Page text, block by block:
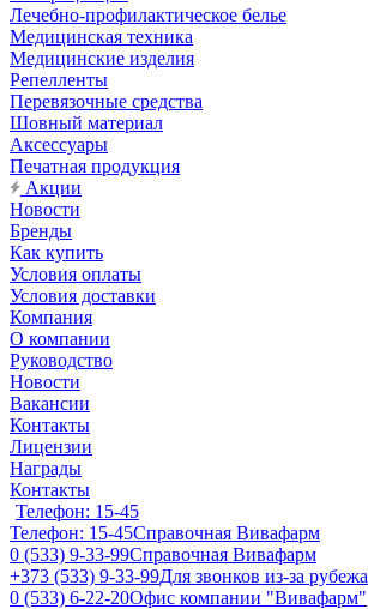
Лечебно-профилактическое белье
Медицинская техника
Медицинские изделия
Репелленты
Перевязочные средства
Шовный материал
Аксессуары
Печатная продукция
Акции
Новости
Бренды
Как купить
Условия оплаты
Условия доставки
Компания
О компании
Руководство
Новости
Вакансии
Контакты
Лицензии
Награды
Контакты
Телефон: 15-45
Телефон: 15-45Справочная Вивафарм
0 (533) 9-33-99Справочная Вивафарм
+373 (533) 9-33-99Для звонков из-за рубежа
0 (533) 6-22-20Офис компании "Вивафарм"